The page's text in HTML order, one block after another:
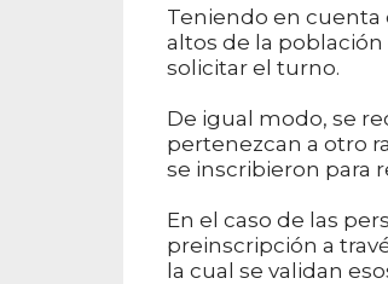
Teniendo en cuenta
altos de la
solicitar el turno.
De igual modo, se
pertenezcan a otro
se inscribieron para
En el caso de las
preinscripción a
la cual se validan